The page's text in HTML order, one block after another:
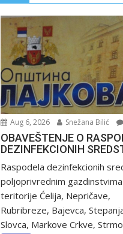
Aug 6, 2026 Snežana Bilić
OBAVEŠTENJE O
DEZINFEKCIONIH
Raspodela dezinfekcionih
poljoprivrednim
teritorije Ćelija, Nepričave,
Rubribreze, Bajevca,
Slovca, Markove Crkve,